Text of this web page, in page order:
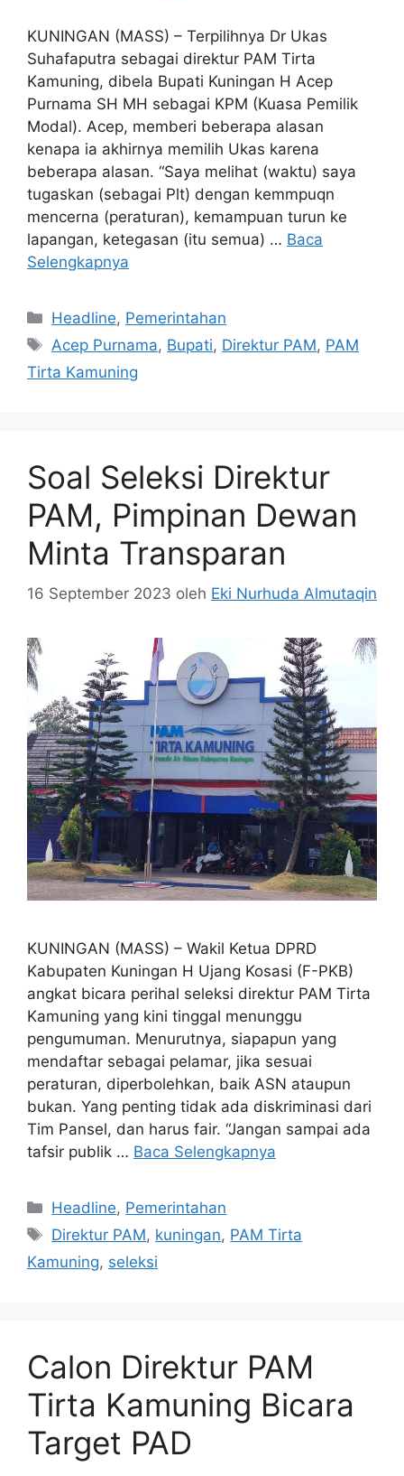
KUNINGAN (MASS) – Terpilihnya Dr Ukas
Suhafaputra sebagai direktur PAM Tirta
Kamuning, dibela Bupati Kuningan H Acep
Purnama SH MH sebagai KPM (Kuasa Pemilik
Modal). Acep, memberi beberapa alasan
kenapa ia akhirnya memilih Ukas karena
beberapa alasan. “Saya melihat (waktu) saya
tugaskan (sebagai Plt) dengan kemmpuqn
mencerna (peraturan), kemampuan turun ke
lapangan, ketegasan (itu semua) … Baca
Selengkapnya
Kategori
Headline, Pemerintahan
Tag
Acep Purnama, Bupati, Direktur PAM, PAM
Tirta Kamuning
Soal Seleksi Direktur
PAM, Pimpinan Dewan
Minta Transparan
16 September 2023 oleh Eki Nurhuda Almutaqin
KUNINGAN (MASS) – Wakil Ketua DPRD
Kabupaten Kuningan H Ujang Kosasi (F-PKB)
angkat bicara perihal seleksi direktur PAM Tirta
Kamuning yang kini tinggal menunggu
pengumuman. Menurutnya, siapapun yang
mendaftar sebagai pelamar, jika sesuai
peraturan, diperbolehkan, baik ASN ataupun
bukan. Yang penting tidak ada diskriminasi dari
Tim Pansel, dan harus fair. “Jangan sampai ada
tafsir publik … Baca Selengkapnya
Kategori
Headline, Pemerintahan
Tag
Direktur PAM, kuningan, PAM Tirta
Kamuning, seleksi
Calon Direktur PAM
Tirta Kamuning Bicara
Target PAD